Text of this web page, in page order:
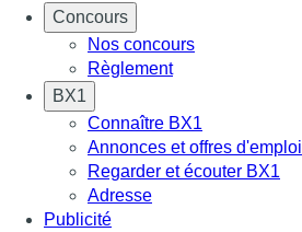
Concours
Nos concours
Règlement
BX1
Connaître BX1
Annonces et offres d'emploi
Regarder et écouter BX1
Adresse
Publicité